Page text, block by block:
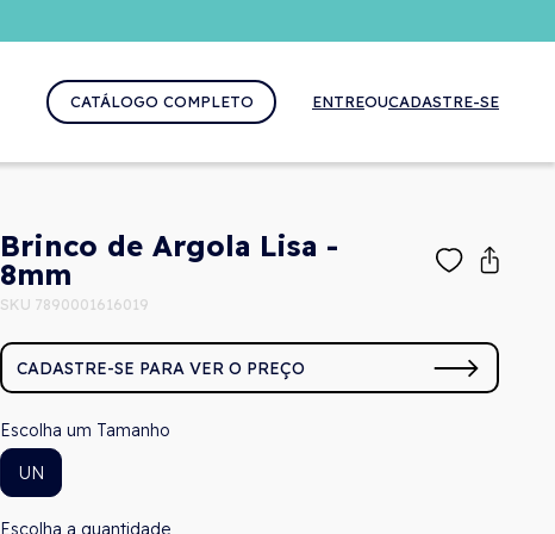
CATÁLOGO COMPLETO ENTREOUCADASTRE-SE
Brinco de Argola Lisa -
8mm
SKU 7890001616019
CADASTRE-SE PARA VER O PREÇO
Tamanho
UN